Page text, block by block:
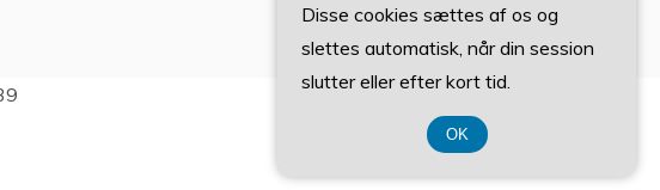
Disse cookies sættes af os og
slettes automatisk, når din session
slutter eller efter kort tid.
OK